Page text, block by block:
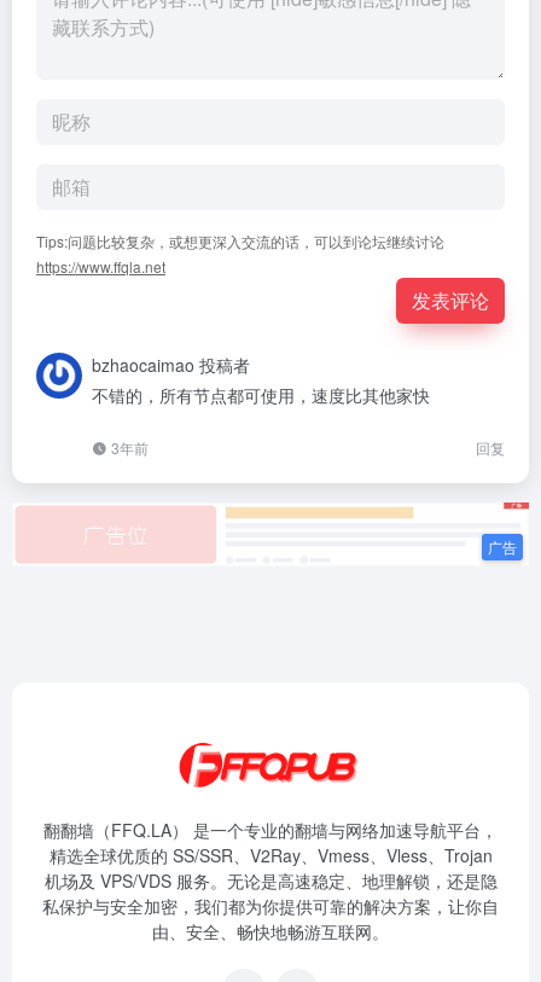
Tips:问题比较复杂，或想更深入交流的话，可以到论坛继续讨论
https://www.ffqla.net
发表评论
bzhaocaimao 投稿者
不错的，所有节点都可使用，速度比其他家快
3年前 回复
翻翻墙（FFQ.LA） 是一个专业的翻墙与网络加速导航平台，
精选全球优质的 SS/SSR、V2Ray、Vmess、Vless、Trojan
机场及 VPS/VDS 服务。无论是高速稳定、地理解锁，还是隐
私保护与安全加密，我们都为你提供可靠的解决方案，让你自
由、安全、畅快地畅游互联网。